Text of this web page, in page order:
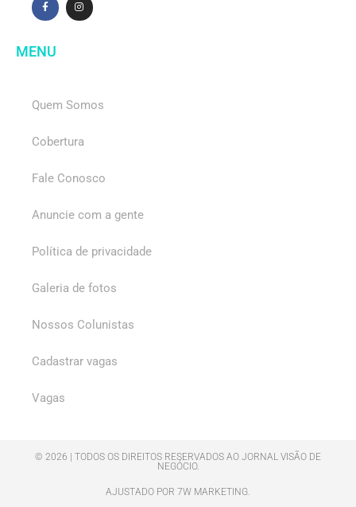
MENU
Quem Somos
Cobertura
Fale Conosco
Anuncie com a gente
Política de privacidade
Galeria de fotos
Nossos Colunistas
Cadastrar vagas
Vagas
© 2026 | TODOS OS DIREITOS RESERVADOS AO JORNAL VISÃO DE
NEGÓCIO.
AJUSTADO POR 7W MARKETING.